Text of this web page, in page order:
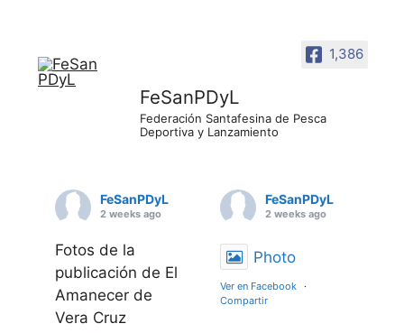
1,386
FeSanPDyL
Federación Santafesina de Pesca
Deportiva y Lanzamiento
FeSanPDyL
2 weeks ago
Fotos de la
publicación de El
Amanecer de
Vera Cruz
FeSanPDyL
2 weeks ago
Photo
Ver en Facebook
·
Compartir